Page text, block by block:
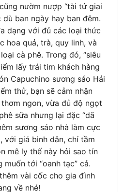
nườm nượp “tài tử giai
dù ban ngày hay ban đêm.
dạng với đủ các loại thức
hoa quả, trà, quy linh, và
cà phê. Trong đó, “siêu
lấy trái tim khách hàng
Capuchino sương sáo Hải
thử, bạn sẽ cảm nhận
ngon, vừa đủ độ ngọt
sữa nhưng lại đặc “dã
sương sáo nhà làm cực
với giá bình dân, chỉ tầm
mê ly thế này hỏi sao tín
muốn tới “oanh tạc” cả.
vài cốc cho gia đình
về nhé!